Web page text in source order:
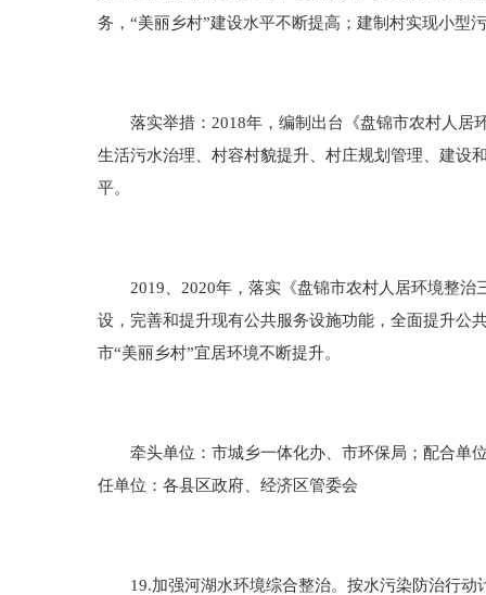
务，“美丽乡村”建设水平不断提高；建制村实现小型
落实举措：2018年，编制出台《盘锦市农村人居
生活污水治理、村容村貌提升、村庄规划管理、建设
平。
2019、2020年，落实《盘锦市农村人居环境整治
设，完善和提升现有公共服务设施功能，全面提升公
市“美丽乡村”宜居环境不断提升。
牵头单位：市城乡一体化办、市环保局；配合单位
任单位：各县区政府、经济区管委会
19.加强河湖水环境综合整治。按水污染防治行动